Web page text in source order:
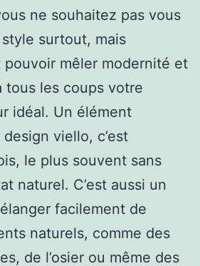
ne souhaitez pas vous
surtout, mais
mêler modernité et
tous les coups votre
idéal. Un élément
viello, c’est
le plus souvent sans
naturel. C’est aussi un
facilement de
naturels, comme des
de l’osier ou même des